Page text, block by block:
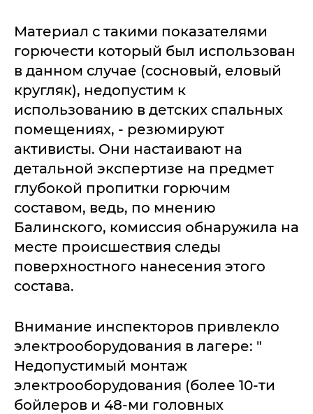
Материал с такими показателями
горючести который был использован
в данном случае (сосновый, еловый
кругляк), недопустим к
использованию в детских спальных
помещениях, - резюмируют
активисты. Они настаивают на
детальной экспертизе на предмет
глубокой пропитки горючим
составом, ведь, по мнению
Балинского, комиссия обнаружила на
месте происшествия следы
поверхностного нанесения этого
состава.
Внимание инспекторов привлекло
электрооборудования в лагере: "
Недопустимый монтаж
электрооборудования (более 10-ти
бойлеров и 48-ми головных